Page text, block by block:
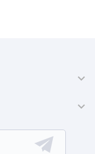

